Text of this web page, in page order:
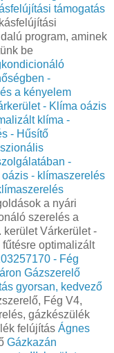
támogatás
program, aminek
be
-
a kényelem
- Klíma oázis
klíma -
- Hűsítő
-
- klímaszerelés
a nyári
szerelés a
kerület Várkerület -
optimalizált
- Fég
Gázszerelő
gyorsan, kedvező
Fég V4,
gázkészülék
felújítás Ágnes
Gázkazán